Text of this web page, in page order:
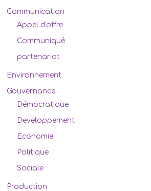
Communication
Appel d'offre
Communiqué
partenariat
Environnement
Gouvernance
Démocratique
Developpement
Economie
Politique
Sociale
Production